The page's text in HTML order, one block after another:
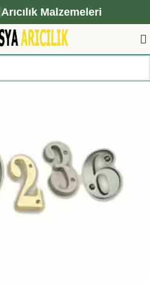
İÇİN TIKLAYIN
Arıcılık Malzemeleri